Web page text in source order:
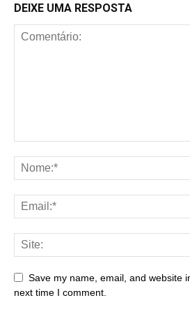
DEIXE UMA RESPOSTA
Save my name, email, and website
next time I comment.